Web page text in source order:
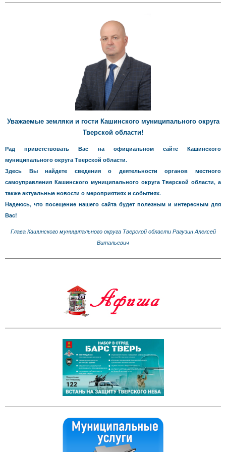
Уважаемые земляки и гости Кашинского муниципального округа
Тверской области!
Рад приветствовать Вас на официальном сайте Кашинского
муниципального округа Тверской области.
Здесь Вы найдете сведения о деятельности органов местного
самоуправления Кашинского муниципального округа Тверской области, а
также актуальные новости о мероприятиях и событиях.
Надеюсь, что посещение нашего сайта будет полезным и интересным для
Вас!
Глава Кашинского муниципального округа Тверской области Рагузин Алексей
Витальевич